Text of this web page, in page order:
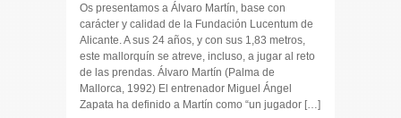
Os presentamos a Álvaro Martín, base con
carácter y calidad de la Fundación Lucentum de
Alicante. A sus 24 años, y con sus 1,83 metros,
este mallorquín se atreve, incluso, a jugar al reto
de las prendas. Álvaro Martín (Palma de
Mallorca, 1992) El entrenador Miguel Ángel
Zapata ha definido a Martín como “un jugador […]